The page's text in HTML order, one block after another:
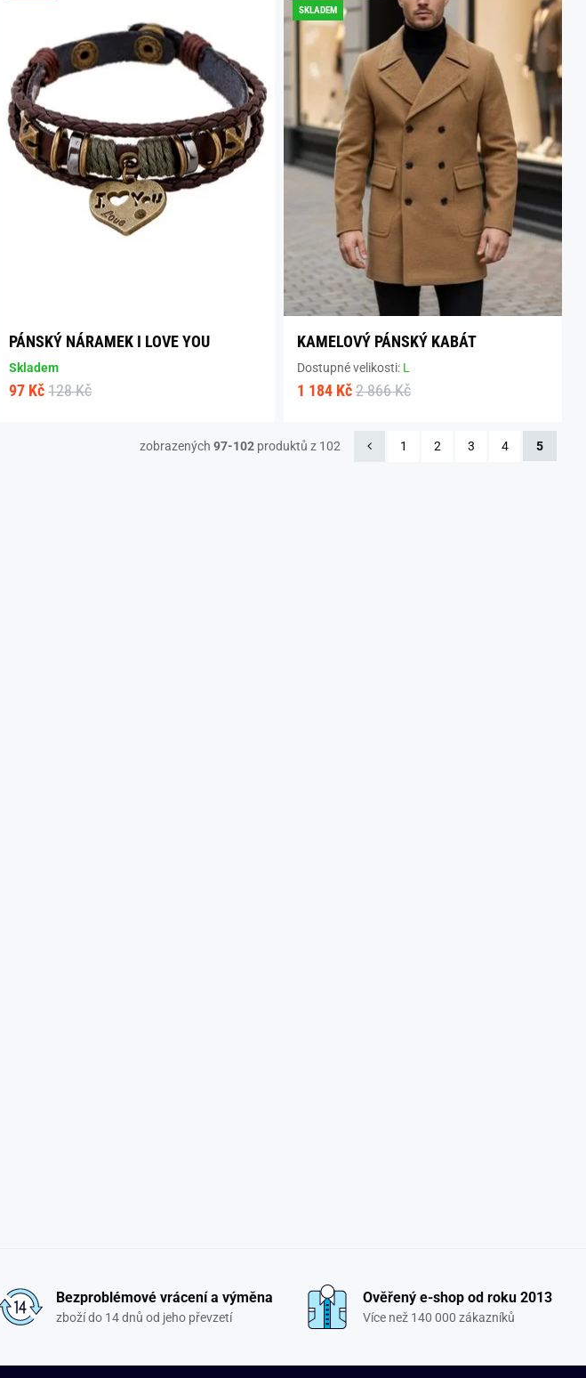
PÁNSKÝ NÁRAMEK I LOVE YOU
Skladem
97 Kč 128 Kč
SKLADEM
KAMELOVÝ PÁNSKÝ KABÁT
Dostupné velikosti: L
1 184 Kč 2 866 Kč
zobrazených 97-102 produktů z 102 1 2 3 4 5
Bezproblémové vrácení a výměna
zboží do 14 dnů od jeho převzetí
Ověřený e-shop od roku 2013
Více než 140 000 zákazníků